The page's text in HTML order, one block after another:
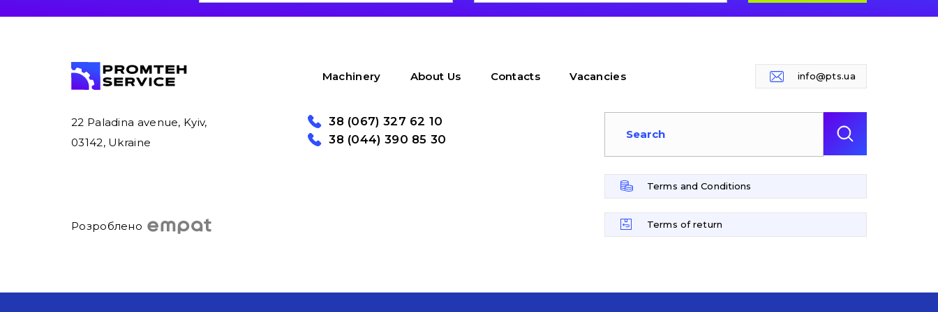
Machinery About Us Contacts Vacancies info@pts.ua
22 Paladina avenue, Kyiv,
03142, Ukraine
Розроблено
38 (067) 327 62 10
38 (044) 390 85 30
Terms and Conditions
Terms of return